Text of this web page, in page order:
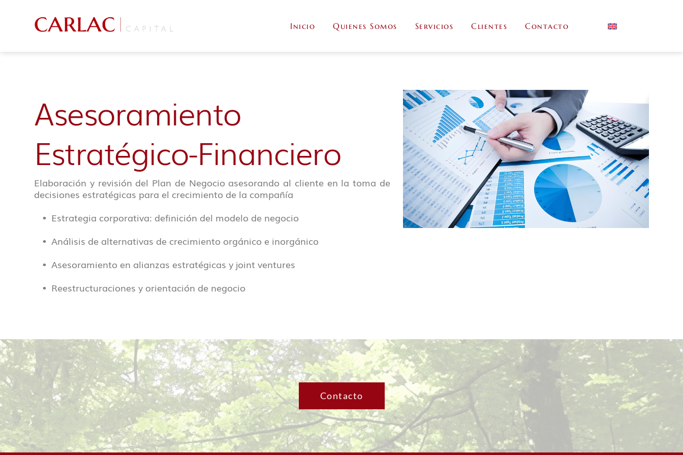
Inicio Quienes Somos Servicios Clientes Contacto
Asesoramiento
Estratégico-Financiero
Elaboración y revisión del Plan de Negocio asesorando al cliente en la toma de
decisiones estratégicas para el crecimiento de la compañía
Estrategia corporativa: definición del modelo de negocio
Análisis de alternativas de crecimiento orgánico e inorgánico
Asesoramiento en alianzas estratégicas y joint ventures
Reestructuraciones y orientación de negocio
Contacto